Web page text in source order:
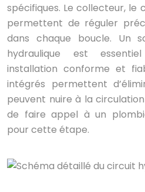
spécifiques. Le collecteur, le
permettent de réguler
dans chaque boucle. Un
hydraulique est
installation conforme et
intégrés permettent
peuvent nuire à la
de faire appel à un
pour cette étape.